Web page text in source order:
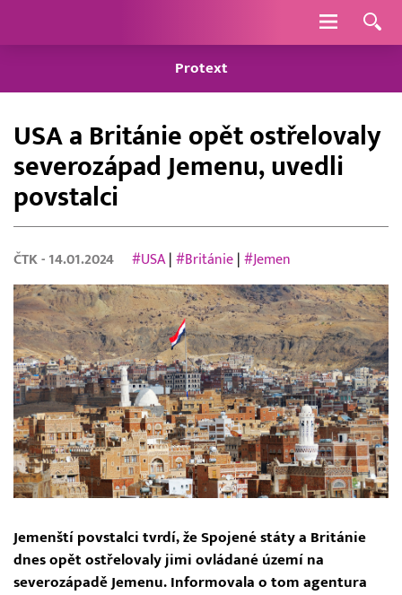
Navigace
Protext
USA a Británie opět ostřelovaly
severozápad Jemenu, uvedli
povstalci
ČTK - 14.01.2024 #USA|#Británie |#Jemen
Jemenští povstalci tvrdí, že Spojené státy a Británie
dnes opět ostřelovaly jimi ovládané území na
severozápadě Jemenu. Informovala o tom agentura